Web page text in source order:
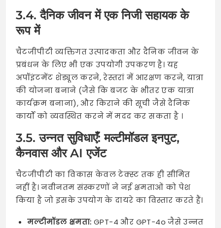
3.4. दैनिक जीवन में एक निजी सहायक के
रूप में
चैटजीपीटी व्यक्तिगत उत्पादकता और दैनिक जीवन के
प्रबंधन के लिए भी एक उपयोगी उपकरण है। यह
अपॉइंटमेंट शेड्यूल करने, रेस्तरां में आरक्षण करने, यात्रा
की योजना बनाने (जैसे कि बजट के भीतर एक यात्रा
कार्यक्रम बनाना), और किराने की सूची जैसे दैनिक
कार्यों को व्यवस्थित करने में मदद कर सकता है ।
3.5. उन्नत सुविधाएँ: मल्टीमॉडल इनपुट,
कैनवास और AI एजेंट
चैटजीपीटी का विकास केवल टेक्स्ट तक ही सीमित
नहीं है। नवीनतम संस्करणों ने नई क्षमताओं को पेश
किया है जो इसके उपयोग के दायरे का विस्तार करते हैं।
मल्टीमॉडल क्षमता: GPT-4 और GPT-4o जैसे उन्नत